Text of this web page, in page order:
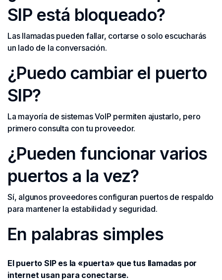
SIP está bloqueado?
Las llamadas pueden fallar, cortarse o solo escucharás
un lado de la conversación.
¿Puedo cambiar el puerto
SIP?
La mayoría de sistemas VoIP permiten ajustarlo, pero
primero consulta con tu proveedor.
¿Pueden funcionar varios
puertos a la vez?
Sí, algunos proveedores configuran puertos de respaldo
para mantener la estabilidad y seguridad.
En palabras simples
El puerto SIP es la «puerta» que tus llamadas por
internet usan para conectarse.